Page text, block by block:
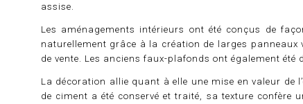
assise.
Les aménagements intérieurs ont été conçus de
naturellement grâce à la création de larges
de vente. Les anciens faux-plafonds ont également été
La décoration allie quant à elle une mise en valeur de
de ciment a été conservé et traité, sa texture